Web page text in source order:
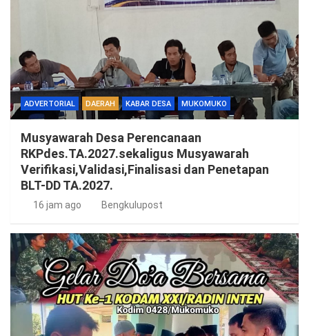
ADVERTORIAL DAERAH KABAR DESA MUKOMUKO
Musyawarah Desa Perencanaan
RKPdes.TA.2027.sekaligus Musyawarah
Verifikasi,Validasi,Finalisasi dan Penetapan
BLT-DD TA.2027.
16 jam ago Bengkulupost